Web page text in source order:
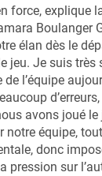
force, explique
Boulanger
élan dès le
jeu. Je suis très
l’équipe
avons joué
notre équipe,
donc
pression sur